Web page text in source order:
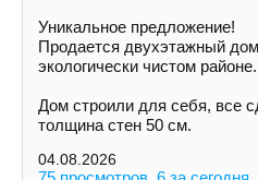
Уникальное предложение!
Продается двухэтажный
экологически чистом районе.
Дом строили для себя, все
толщина стен 50 см.
04.08.2026